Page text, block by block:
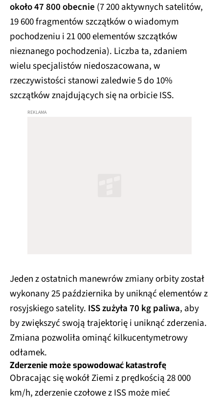
około 47 800 obecnie (7 200 aktywnych satelitów,
19 600 fragmentów szczątków o wiadomym
pochodzeniu i 21 000 elementów szczątków
nieznanego pochodzenia). Liczba ta, zdaniem
wielu specjalistów niedoszacowana, w
rzeczywistości stanowi zaledwie 5 do 10%
szczątków znajdujących się na orbicie ISS.
Jeden z ostatnich manewrów zmiany orbity został
wykonany 25 października by uniknąć elementów z
rosyjskiego satelity. ISS zużyła 70 kg paliwa, aby
by zwiększyć swoją trajektorię i uniknąć zderzenia.
Zmiana pozwoliła ominąć kilkucentymetrowy
odłamek.
Zderzenie może spowodować katastrofę
Obracając się wokół Ziemi z prędkością 28 000
km/h, zderzenie czołowe z ISS może mieć